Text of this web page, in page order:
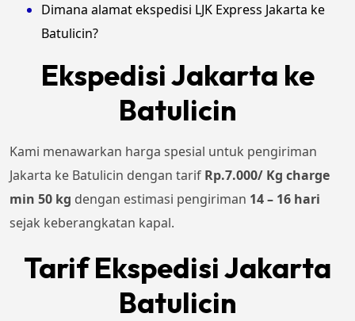
Dimana alamat ekspedisi LJK Express Jakarta ke
Batulicin?
Ekspedisi Jakarta ke
Batulicin
Kami menawarkan harga spesial untuk pengiriman
Jakarta ke Batulicin dengan tarif Rp.7.000/ Kg charge
min 50 kg dengan estimasi pengiriman 14 – 16 hari
sejak keberangkatan kapal.
Tarif Ekspedisi Jakarta
Batulicin